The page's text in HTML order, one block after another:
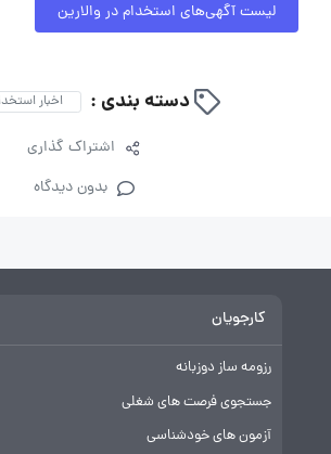
لیست آگهی‌های استخدام در والارین
دسته بندی : اخبار
اشتراک گذاری
بدون دیدگاه
کارجویان
رزومه ساز دوزبانه
جستجوی فرصت های شغلی
آزمون های خودشناسی